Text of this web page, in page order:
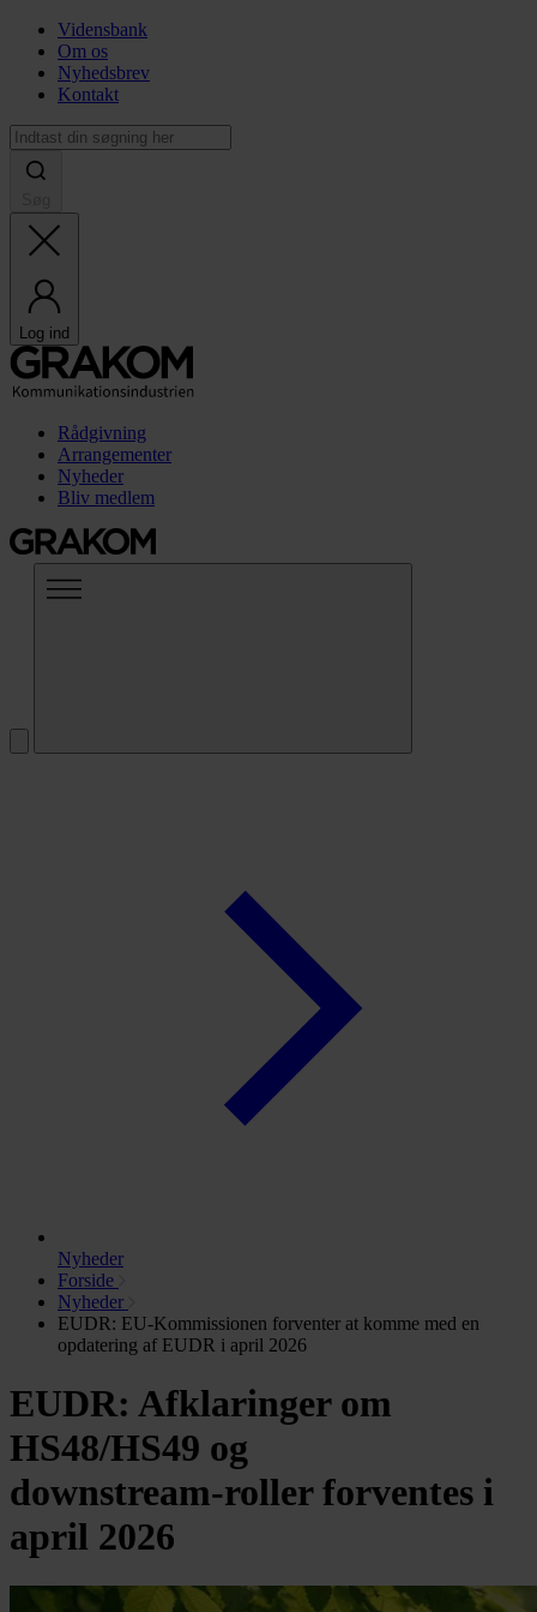
Vidensbank
Om os
Nyhedsbrev
Kontakt
Log ind
Rådgivning
Arrangementer
Nyheder
Bliv medlem
Nyheder
Forside
Nyheder
EUDR: EU‑Kommissionen forventer at komme med en
opdatering af EUDR i april 2026
EUDR: Afklaringer om
HS48/HS49 og
downstream‑roller forventes i
april 2026